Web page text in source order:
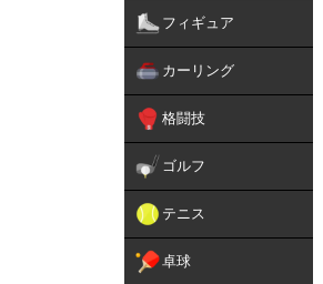
フィギュア
カーリング
格闘技
ゴルフ
テニス
卓球